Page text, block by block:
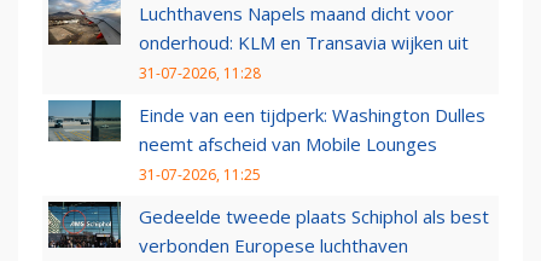
Luchthavens Napels maand dicht voor
onderhoud: KLM en Transavia wijken uit
31-07-2026, 11:28
Einde van een tijdperk: Washington Dulles
neemt afscheid van Mobile Lounges
31-07-2026, 11:25
Gedeelde tweede plaats Schiphol als best
verbonden Europese luchthaven